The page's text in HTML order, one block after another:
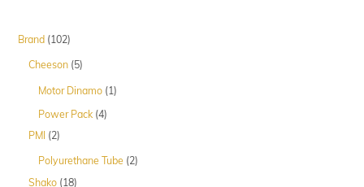
Brand 102102
Cheeson 55
Motor Dinamo 11
Power Pack 44
PMI 22
Polyurethane Tube 22
Shako 1818